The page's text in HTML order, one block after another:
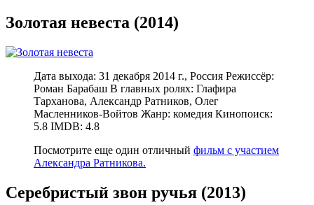
Золотая невеста (2014)
Дата выхода: 31 декабря 2014 г., Россия Режиссёр:
Роман Барабаш В главных ролях: Глафира
Тарханова, Александр Ратников, Олег
Масленников-Войтов Жанр: комедия Кинопоиск:
5.8 IMDB: 4.8
Посмотрите еще один отличный фильм с участием
Александра Ратникова.
Серебристый звон ручья (2013)